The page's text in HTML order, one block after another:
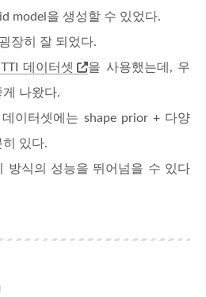
model을 생성할 수 있었다.
장히 잘 되었다.
데이터셋
을 사용했는데, 우
나왔다.
이터셋에는 shape prior + 다양
있다.
방식의 성능을 뛰어넘을 수 있다